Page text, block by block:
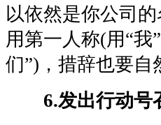
以依然是你公司
用第一人称(用“我
们”)，措辞也要自
6.发出行动号